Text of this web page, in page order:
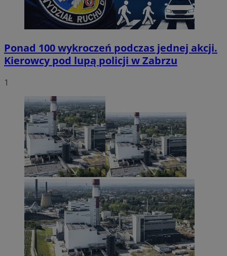
Ponad 100 wykroczeń podczas jednej akcji.
Kierowcy pod lupą policji w Zabrzu
1